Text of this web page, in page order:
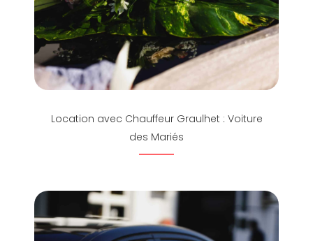
Location avec Chauffeur Graulhet : Voiture
des Mariés